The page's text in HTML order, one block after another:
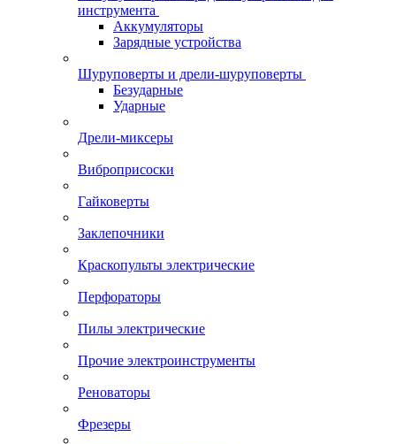
инструмента
Аккумуляторы
Зарядные устройства
Шуруповерты и дрели-шуруповерты
Безударные
Ударные
Дрели-миксеры
Виброприсоски
Гайковерты
Заклепочники
Краскопульты электрические
Перфораторы
Пилы электрические
Прочие электроинструменты
Реноваторы
Фрезеры